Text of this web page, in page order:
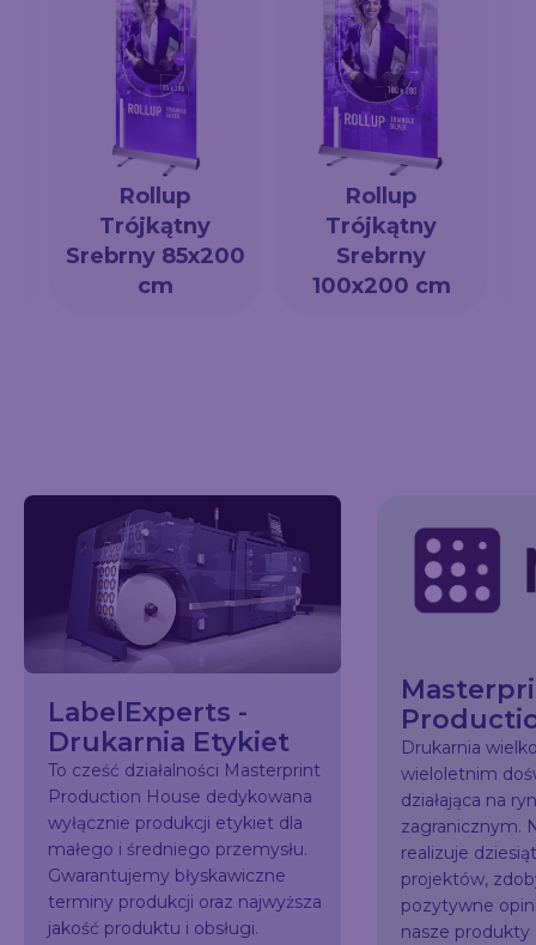
Rollup
Trójkątny
Srebrny 85x200
cm
Rollup
Trójkątny
Srebrny
100x200 cm
LabelExperts -
Drukarnia Etykiet
To cześć działalności Masterprint
Production House dedykowana
wyłącznie produkcji etykiet dla
małego i średniego przemysłu.
Gwarantujemy błyskawiczne
terminy produkcji oraz najwyższa
jakość produktu i obsługi.
Drukarnia
wieloletnim
działająca na
zagranicznym.
realizuje
projektów,
pozytywne
nasze